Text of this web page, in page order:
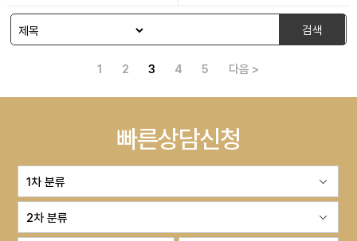
검색
1 2 3 4 5 다음 >
빠른상담신청